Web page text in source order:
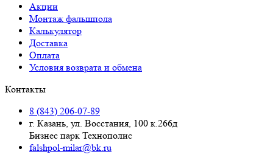
Акции
Монтаж фальшпола
Калькулятор
Доставка
Оплата
Условия возврата и обмена
Контакты
8 (843) 206-07-89
г. Казань, ул. Восстания, 100 к.266д
Бизнес парк Технополис
falshpol-milar@bk.ru